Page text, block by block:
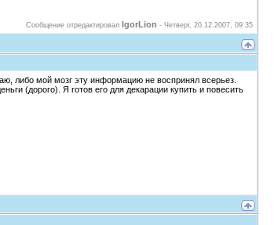
Сообщение отредактировал IgorLion - Четверг, 20.12.2007, 09:35
либо мой мозг эту информацию не воспринял всерьез.
(дорого). Я готов его для декарации купить и повесить